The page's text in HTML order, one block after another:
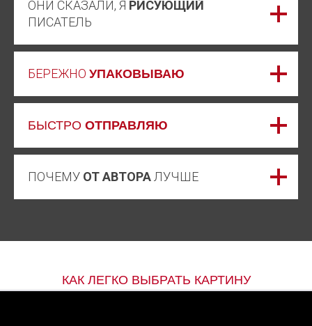
ОНИ СКАЗАЛИ, Я РИСУЮЩИЙ
ПИСАТЕЛЬ
БЕРЕЖНО УПАКОВЫВАЮ
БЫСТРО ОТПРАВЛЯЮ
ПОЧЕМУ ОТ АВТОРАЛУЧШЕ
КАК ЛЕГКО ВЫБРАТЬ КАРТИНУ